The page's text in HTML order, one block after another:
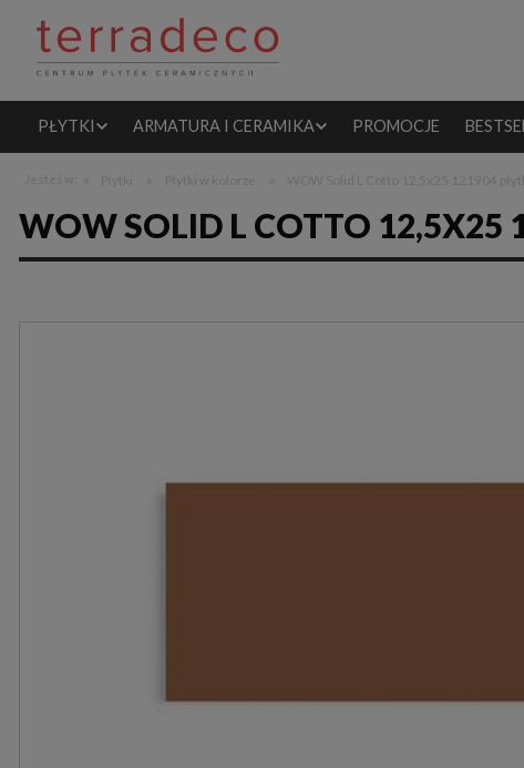
PŁYTKI ARMATURA I CERAMIKA PROMOCJE
WOW SOLID L COTTO 12,5X25